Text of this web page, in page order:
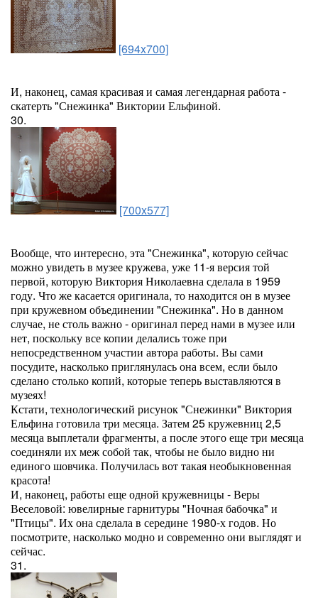
[694x700]
И, наконец, самая красивая и самая легендарная работа -
скатерть "Снежинка" Виктории Ельфиной.
30.
[700x577]
Вообще, что интересно, эта "Снежинка", которую сейчас
можно увидеть в музее кружева, уже 11-я версия той
первой, которую Виктория Николаевна сделала в 1959
году. Что же касается оригинала, то находится он в музее
при кружевном объединении "Снежинка". Но в данном
случае, не столь важно - оригинал перед нами в музее или
нет, поскольку все копии делались тоже при
непосредственном участии автора работы. Вы сами
посудите, насколько приглянулась она всем, если было
сделано столько копий, которые теперь выставляются в
музеях!
Кстати, технологический рисунок "Снежинки" Виктория
Ельфина готовила три месяца. Затем 25 кружевниц 2,5
месяца выплетали фрагменты, а после этого еще три месяца
соединяли их меж собой так, чтобы не было видно ни
единого шовчика. Получилась вот такая необыкновенная
красота!
И, наконец, работы еще одной кружевницы - Веры
Веселовой: ювелирные гарнитуры "Ночная бабочка" и
"Птицы". Их она сделала в середине 1980-х годов. Но
посмотрите, насколько модно и современно они выглядят и
сейчас.
31.